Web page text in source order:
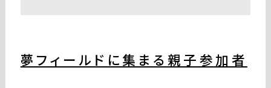
夢フィールドに集まる親子参加者